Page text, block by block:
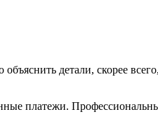
детали, скорее
платежи.